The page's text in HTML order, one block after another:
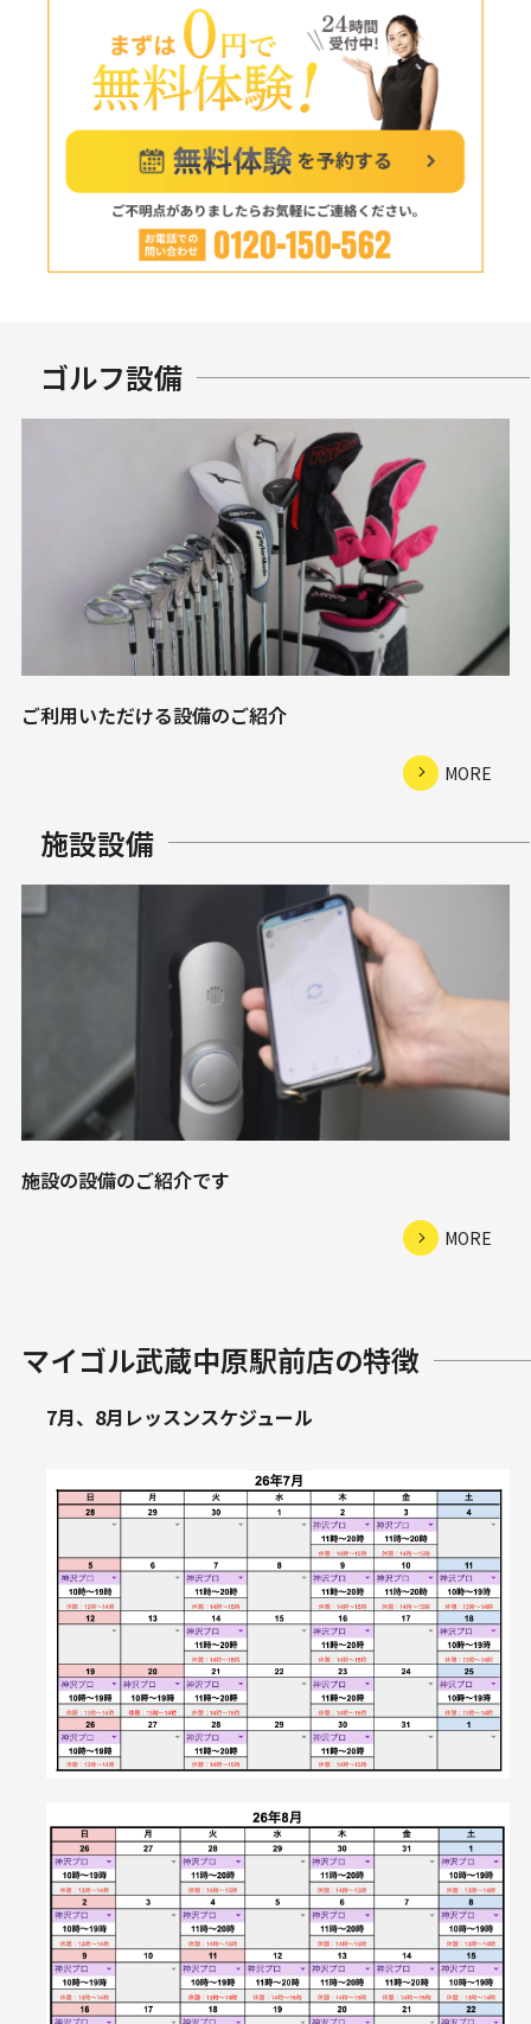
ゴルフ設備
ご利用いただける設備のご紹介
MORE
施設設備
施設の設備のご紹介です
MORE
マイゴル武蔵中原駅前店の特徴
7月、8月レッスンスケジュール